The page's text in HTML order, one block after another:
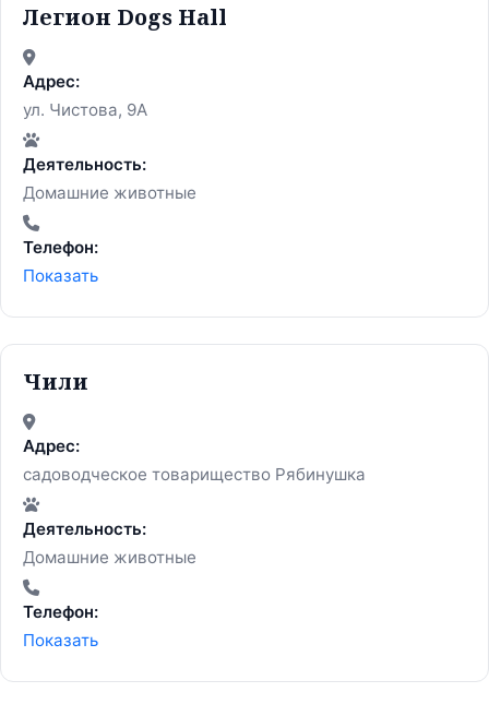
Легион Dogs Hall
Адрес:
ул. Чистова, 9А
Деятельность:
Домашние животные
Телефон:
Показать
Чили
Адрес:
садоводческое товарищество Рябинушка
Деятельность:
Домашние животные
Телефон:
Показать